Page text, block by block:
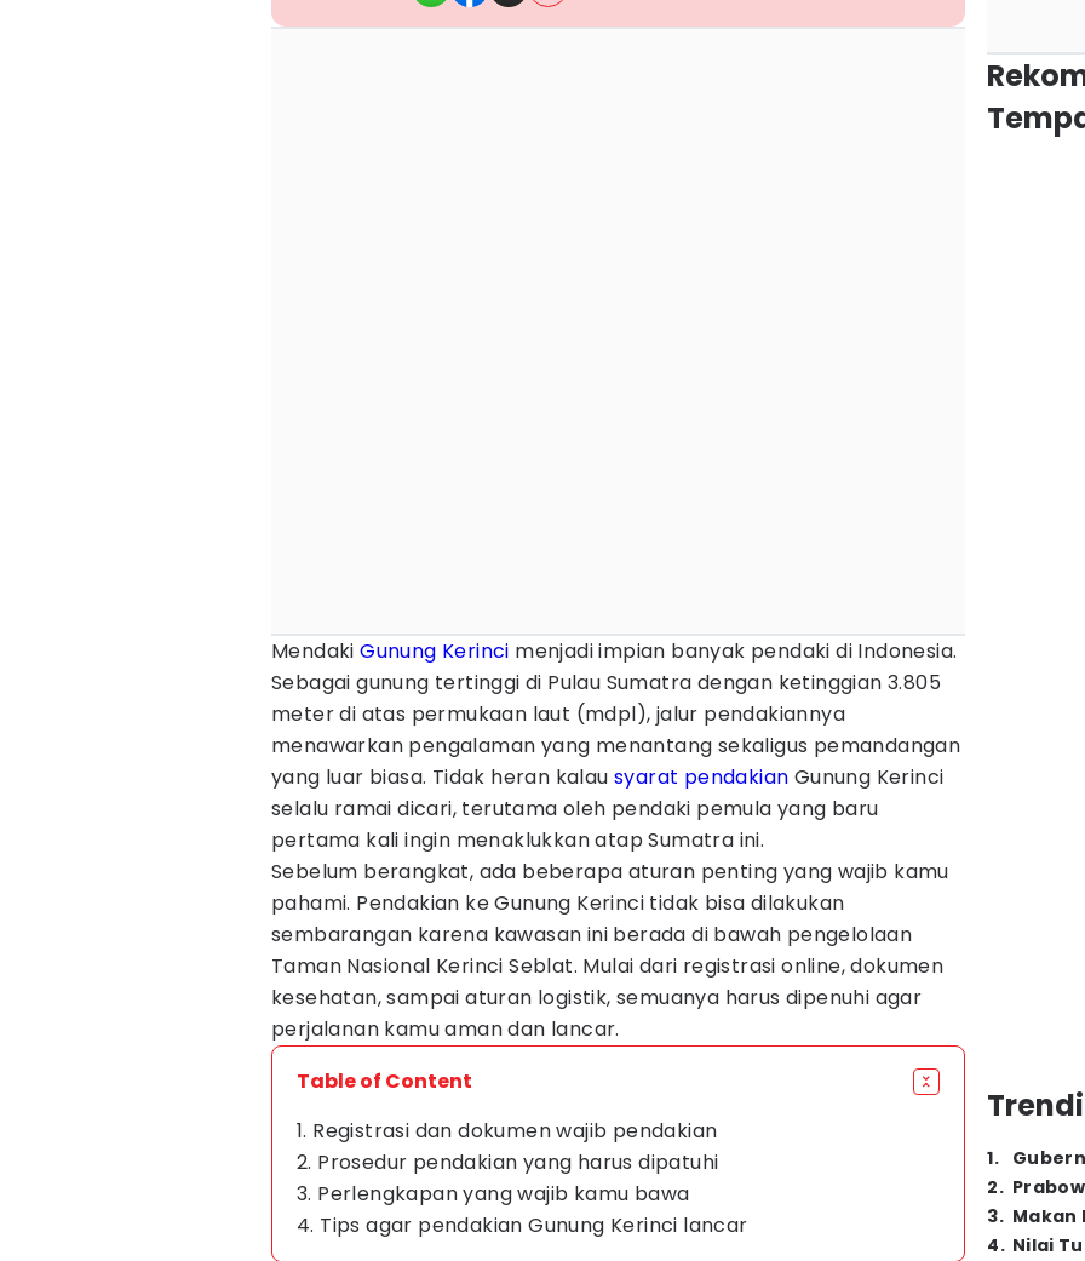
MendakiGunung Kerinci menjadi impian banyak pendaki di Indonesia.
Sebagai gunung tertinggi di Pulau Sumatra dengan ketinggian 3.805
meter di atas permukaan laut (mdpl), jalur pendakiannya
menawarkan pengalaman yang menantang sekaligus pemandangan
yang luar biasa. Tidak heran kalau syarat pendakian Gunung Kerinci
selalu ramai dicari, terutama oleh pendaki pemula yang baru
pertama kali ingin menaklukkan atap Sumatra ini.
Sebelum berangkat, ada beberapa aturan penting yang wajib kamu
pahami. Pendakian ke Gunung Kerinci tidak bisa dilakukan
sembarangan karena kawasan ini berada di bawah pengelolaan
Taman Nasional Kerinci Seblat. Mulai dari registrasi online, dokumen
kesehatan, sampai aturan logistik, semuanya harus dipenuhi agar
perjalanan kamu aman dan lancar.
Table of Content
1. Registrasi dan dokumen wajib pendakian
2. Prosedur pendakian yang harus dipatuhi
3. Perlengkapan yang wajib kamu bawa
4. Tips agar pendakian Gunung Kerinci lancar
1.
2.
3. Makan
4. Nilai